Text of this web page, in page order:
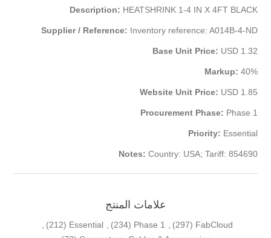
Description: HEATSHRINK 1-4 IN X 4FT BLACK
Supplier / Reference: Inventory reference: A014B-4-ND
Base Unit Price: USD 1.32
Markup: 40%
Website Unit Price: USD 1.85
Procurement Phase: Phase 1
Priority: Essential
Notes: Country: USA; Tariff: 854690
علامات المنتج
FabCloud
(297)
Phase 1
(234)
Essential
(212)